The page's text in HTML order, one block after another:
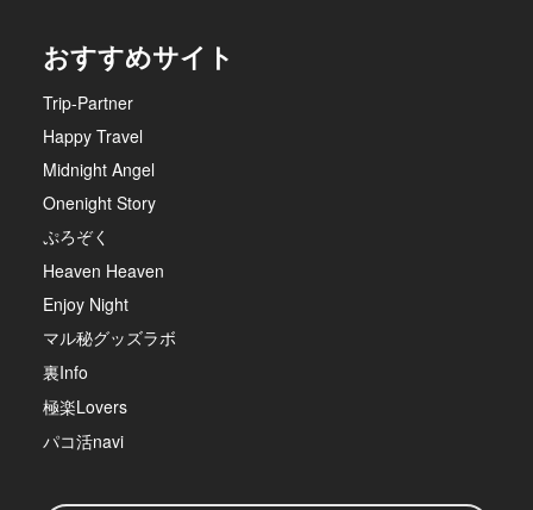
おすすめサイト
Trip-Partner
Happy Travel
Midnight Angel
Onenight Story
ぷろぞく
Heaven Heaven
Enjoy Night
マル秘グッズラボ
裏Info
極楽Lovers
パコ活navi